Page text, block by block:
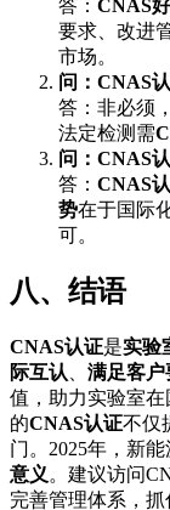
答： CNAS
要求、改进
市场。
问：CNAS
答：非必须
法定检测需
问：CNAS
答： CNAS
势在于国际
可。
八、结语
CNAS认证是实验
际互认
满足客户
值，助力实验室
的CNAS认证不仅
门。2025年，新
意义 。建议访问
完善管理体系，抓